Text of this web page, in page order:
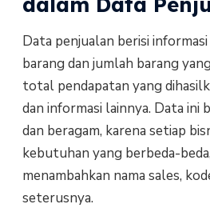
Data penjualan berisi
barang dan jumlah barang
total pendapatan yang
dan informasi lainnya. Data ini
dan beragam, karena setiap
kebutuhan yang berbeda-
menambahkan nama sales,
seterusnya.